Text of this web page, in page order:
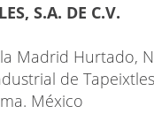
S.A. DE C.V.
Madrid Hurtado,
de
México